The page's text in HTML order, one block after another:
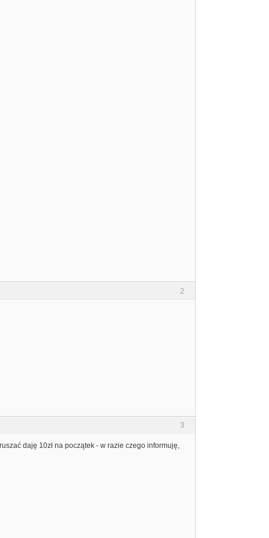
2
3
daję 10zł na początek - w razie czego informuję,